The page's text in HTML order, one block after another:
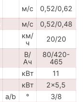
м/с
0,52/0,62
м/с
0,52/0,48
км/
ч
20/20
В/
Ач
80/420-
465
кВт
11
кВт
2x5,5
a/b °
3/8